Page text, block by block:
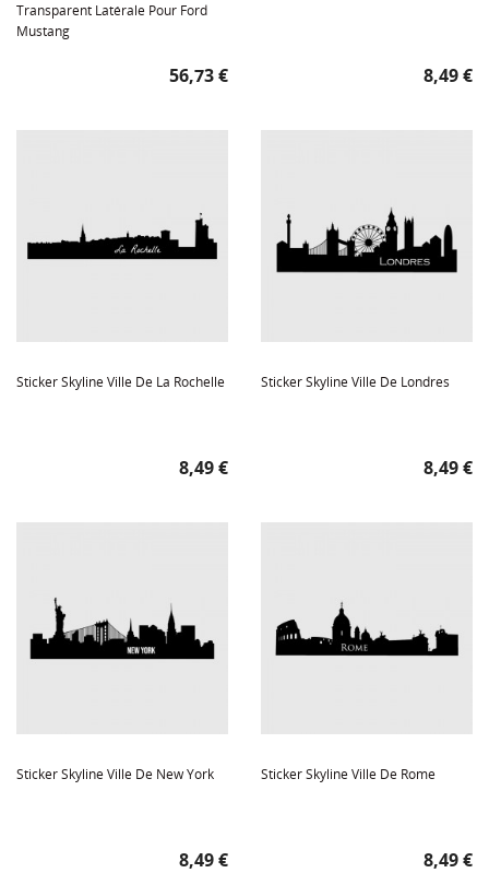
Transparent Latérale Pour Ford
Mustang
Prix
56,73 € Prix
8,49 €
Sticker Skyline Ville De La Rochelle
Prix
8,49 €
Sticker Skyline Ville De Londres
Prix
8,49 €
Sticker Skyline Ville De New York
Prix
8,49 €
Sticker Skyline Ville De Rome
Prix
8,49 €